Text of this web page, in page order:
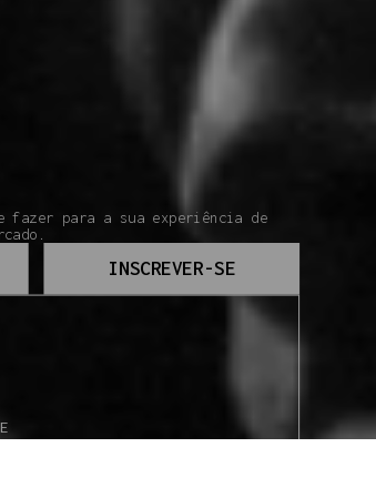
fazer para a sua experiência de
INSCREVER-SE